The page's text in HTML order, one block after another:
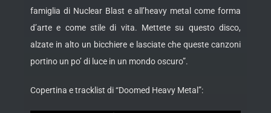
famiglia di Nuclear Blast e all’heavy metal come forma
d’arte e come stile di vita. Mettete su questo disco,
alzate in alto un bicchiere e lasciate che queste canzoni
portino un po’ di luce in un mondo oscuro”.
Copertina e tracklist di “Doomed Heavy Metal”: